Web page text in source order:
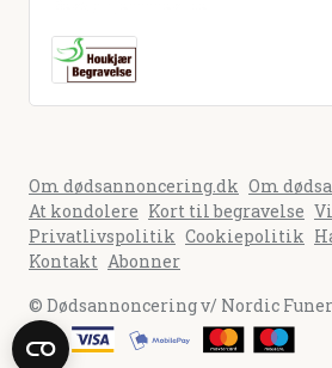
Om dødsannoncering.dk Om
At kondolere Kort til begravelse
Privatlivspolitik Cookiepolitik
Kontakt Abonner
© Dødsannoncering v/ Nordic